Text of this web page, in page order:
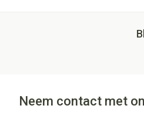
Neem contact met